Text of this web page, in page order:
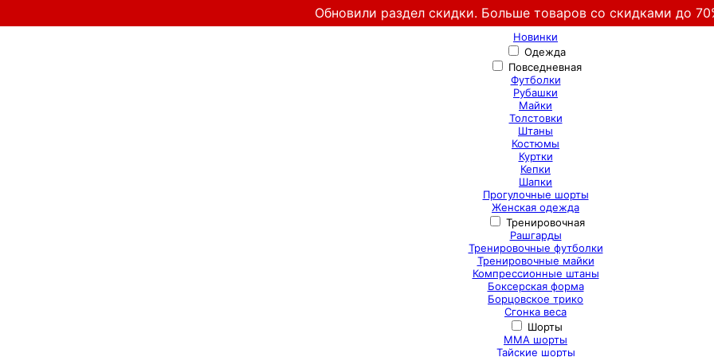
Обновили раздел скидки. Больше товаров со скидками до
Новинки
Одежда
Повседневная
Футболки
Рубашки
Майки
Толстовки
Штаны
Костюмы
Куртки
Кепки
Шапки
Прогулочные шорты
Женская одежда
Тренировочная
Рашгарды
Тренировочные футболки
Тренировочные майки
Компрессионные штаны
Боксерская форма
Борцовское трико
Сгонка веса
Шорты
ММА шорты
Тайские шорты